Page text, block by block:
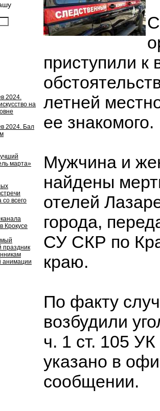
2024.
на
2024. Бал
марта»
со всего
Крокусе
праздник
анимации
приступили к
летней
ее знакомого.
Мужчина и
найдены
отелей
города,
СУ СКР по
краю.
По факту
возбудили
ч. 1 ст. 105
указано в
сообщении.